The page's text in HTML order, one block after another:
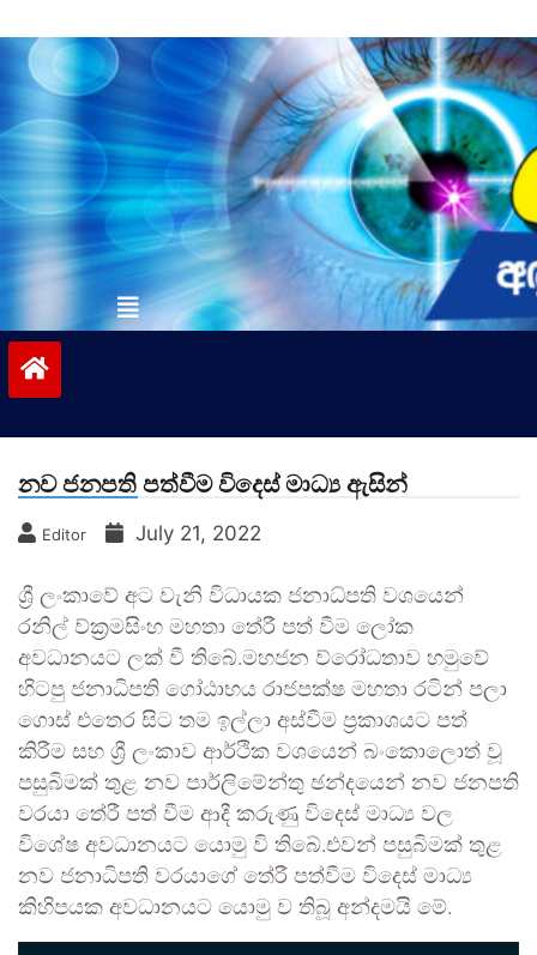
to
contentvinivida.lk
නව ජනපති පත්වීම විදෙස් මාධ්‍ය ඇසින්
Editor July 21, 2022
ශ්‍රී ලංකාවේ අට වැනි විධායක ජනාධ්පති වශයෙන්
රනිල් ව්ක්‍රමසිංහ මහතා තේරී පත් වීම ලෝක
අවධානයට ලක් වී තිබේ.මහජන ව්රෝධතාව හමුවේ
හිටපු ජනාධිපති ගෝඨාභය රාජපක්ෂ මහතා රටින් පලා
ගොස් එතෙර සිට තම ඉල්ලා අස්වීම ප්‍රකාශයට පත්
කිරීම සහ ශ්‍රී ලංකාව ආර්ථික වශයෙන් බංකොලොත් වූ
පසුබිමක් තුළ නව පාර්ලිමේන්තු ඡන්දයෙන් නව ජනපති
වරයා තේරී පත් වීම ආදී කරුණු විදෙස් මාධ්‍ය වල
විශේෂ අවධානයට යොමු වි තිබේ.එවන් පසුබිමක් තුළ
නව ජනාධිපති වරයාගේ තේරී පත්වීම විදෙස් මාධ්‍ය
කිහිපයක අවධානයට යොමු ව තිබූ අන්දමයි මේ.